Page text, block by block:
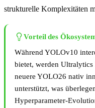
strukturelle Komplexitäten
Vorteil des
Während YOLOv10
bietet, werden
neuere YOLO26 nativ
unterstützt, was
Hyperparameter-